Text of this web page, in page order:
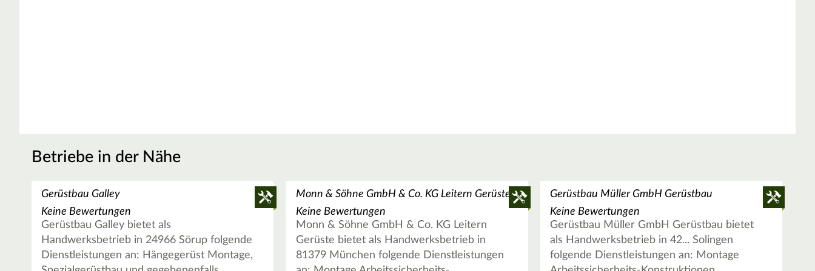
Betriebe in der Nähe
Gerüstbau Galley
Keine Bewertungen
Gerüstbau Galley bietet als
Handwerksbetrieb in 24966 Sörup folgende
Dienstleistungen an: Hängegerüst Montage,
Monn & Söhne GmbH & Co. KG Leitern Gerüste
Keine Bewertungen
Monn & Söhne GmbH & Co. KG Leitern
Gerüste bietet als Handwerksbetrieb in
81379 München folgende Dienstleistungen
Gerüstbau Müller GmbH Gerüstbau
Keine Bewertungen
Gerüstbau Müller GmbH Gerüstbau bietet
als Handwerksbetrieb in 42... Solingen
folgende Dienstleistungen an: Montage